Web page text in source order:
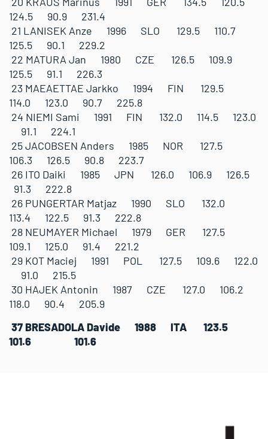
124.5 90.9 231.4
21 LANISEK Anze 1996 SLO 129.5 110.7
125.5 90.1 229.2
22 MATURA Jan 1980 CZE 126.5 109.9
125.5 91.1 226.3
23 MAEAETTAE Jarkko 1994 FIN 129.5
114.0 123.0 90.7 225.8
24 NIEMI Sami 1991 FIN 132.0 114.5 123.0
91.1 224.1
25 JACOBSEN Anders 1985 NOR 127.5
106.3 126.5 90.8 223.7
26 ITO Daiki 1985 JPN 126.0 106.9 126.5
91.3 222.8
26 PUNGERTAR Matjaz 1990 SLO 132.0
113.4 122.5 91.3 222.8
28 NEUMAYER Michael 1979 GER 127.5
109.1 125.0 91.4 221.2
29 KOT Maciej 1991 POL 127.5 109.6 122.0
91.0 215.5
30 HAJEK Antonin 1987 CZE 127.0 106.2
118.0 90.4 205.9
37 BRESADOLA Davide 1988 ITA 123.5
101.6 101.6